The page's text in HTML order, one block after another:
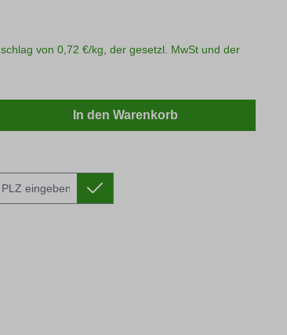
von 0,72 €/kg, der gesetzl. MwSt und der
den gewünschten Wert ein
In den Warenkorb